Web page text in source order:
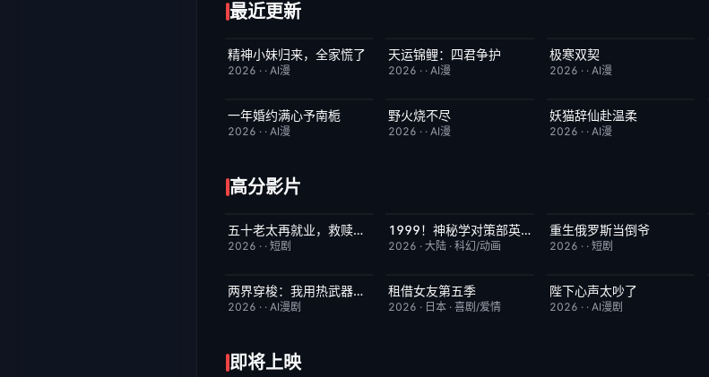
最近更新
完结 7.0
精神小妹归来，全家慌了
2026 · · AI漫
完结
天运锦鲤：四君争护
2026 · ·AI漫
完结
极寒双契
2026 · · AI漫
完结
一年婚约满心予南栀
2026 · · AI漫
完结
野火烧不尽
2026 · ·AI漫
完结
妖猫辞仙赴温柔
2026 · · AI漫
高分影片
完结 10.0五十老太再就业，救赎首富全家
2026 · · 短剧
更新至第3集 10.01999！神秘学对策部英语
2026 ·大陆 ·科幻/动画
完结
重生俄罗斯当倒爷
2026 · · 短剧
完结 10.0两界穿梭：我用热武器物理横推修真界
2026 · · AI漫剧
已完结
租借女友第五季
2026 · 日本 ·喜剧/爱情
完结
陛下心声太吵了
2026 · · AI漫剧
即将上映